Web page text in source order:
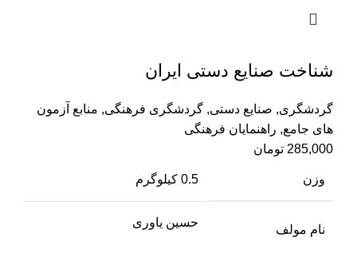
شناخت صنایع دستی ایران
گردشگری, صنایع دستی, گردشگری فرهنگی, منابع آزمون
های جامع, راهنمایان فرهنگی
285,000 تومان
وزن 0.5 کیلوگرم
نام مولف
حسین یاوری